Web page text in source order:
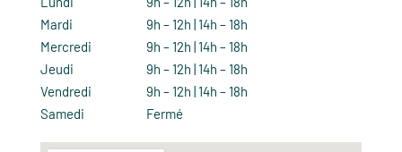
Mardi
9h – 12h | 14h – 18h
Mercredi
9h – 12h | 14h – 18h
Jeudi
9h – 12h | 14h – 18h
Vendredi
9h – 12h | 14h – 18h
Samedi
Fermé